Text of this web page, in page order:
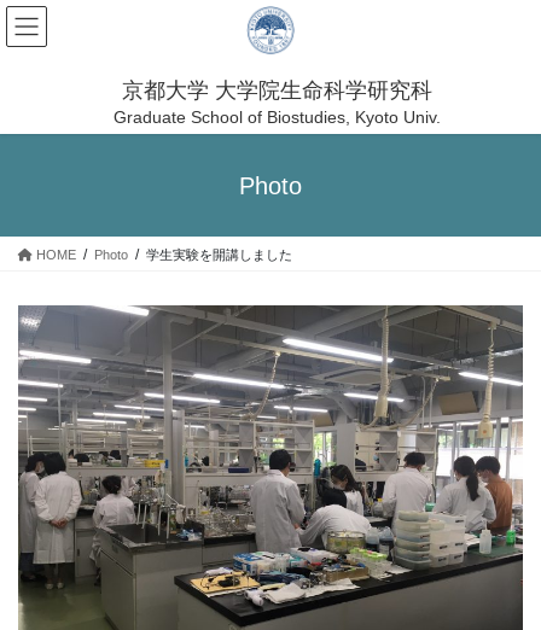
コ
ン
へ
プ
ナ
ビ
ョ
動
京都大学 大学院生命科学研究科
Graduate School of Biostudies, Kyoto Univ.
Photo
HOME Photo 学生実験を開講しました